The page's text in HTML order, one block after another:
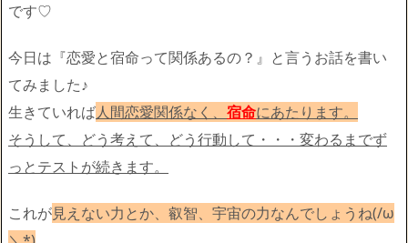
です♡
今日は『恋愛と宿命って関係あるの？』と言うお話を書い
てみました♪
生きていれば人間恋愛関係なく、 宿命にあたります。
そうして、どう考えて、どう行動して・・・変わるまでず
っとテストが続きます。
これが見えない力とか、叡智、宇宙の力なんでしょうね(/ω